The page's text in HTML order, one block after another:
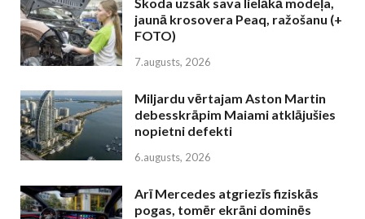
Škoda uzsāk sava lielākā modeļa,
jaunā krosovera Peaq, ražošanu (+
FOTO)
7.augusts, 2026
Miljardu vērtajam Aston Martin
debesskrāpim Maiami atklājušies
nopietni defekti
6.augusts, 2026
Arī Mercedes atgriezīs fiziskās
pogas, tomēr ekrāni dominēs